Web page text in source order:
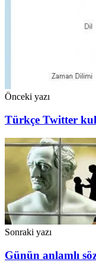
Önceki yazı
Türkçe Twitter
Sonraki yazı
Günün anlamlı